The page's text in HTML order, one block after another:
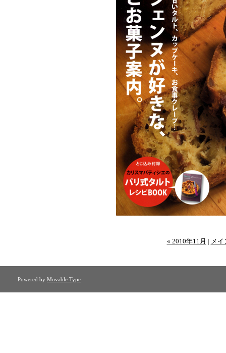
« 2010年11月 | メ
Powered by Movable Type